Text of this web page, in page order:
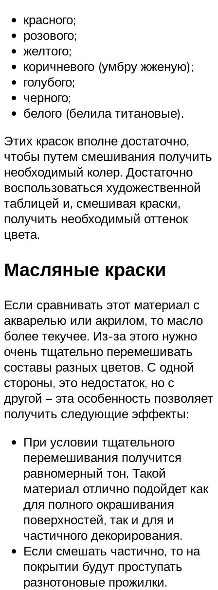
красного;
розового;
желтого;
коричневого (умбру жженую);
голубого;
черного;
белого (белила титановые).
Этих красок вполне достаточно,
чтобы путем смешивания получить
необходимый колер. Достаточно
воспользоваться художественной
таблицей и, смешивая краски,
получить необходимый оттенок
цвета.
Масляные краски
Если сравнивать этот материал с
акварелью или акрилом, то масло
более текучее. Из-за этого нужно
очень тщательно перемешивать
составы разных цветов. С одной
стороны, это недостаток, но с
другой – эта особенность позволяет
получить следующие эффекты:
При условии тщательного
перемешивания получится
равномерный тон. Такой
материал отлично подойдет как
для полного окрашивания
поверхностей, так и для и
частичного декорирования.
Если смешать частично, то на
покрытии будут проступать
разнотоновые прожилки.